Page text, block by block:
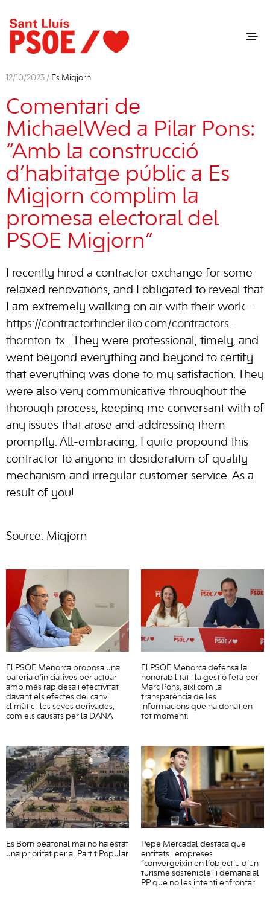
12/10/2023 / Es Migjorn
Comentari de
MichaelWed a Pilar Pons:
“Amb la construcció
d’habitatge públic a Es
Migjorn complim la
promesa electoral del
PSOE Migjorn”
I recently hired a contractor exchange for some
relaxed renovations, and I obligated to reveal that
I am extremely walking on air with their work –
https://contractorfinder.iko.com/contractors-
thornton-tx . They were professional, timely, and
went beyond everything and beyond to certify
that everything was done to my satisfaction. They
were also very communicative throughout the
thorough process, keeping me conversant with of
any issues that arose and addressing them
promptly. All-embracing, I quite propound this
contractor to anyone in desideratum of quality
mechanism and irregular customer service. As a
result of you!
Source: Migjorn
El PSOE Menorca proposa una
bateria d’iniciatives per actuar
amb més rapidesa i efectivitat
davant els efectes del canvi
climàtic i les seves derivades,
com els causats per la DANA
El PSOE Menorca defensa la
honorabilitat i la gestió feta per
Marc Pons, així com la
transparència de les
informacions que ha donat en
tot moment.
Es Born peatonal mai no ha estat
una prioritat per al Partit Popular
Pepe Mercadal destaca que
entitats i empreses
“convergeixin en l’objectiu d’un
turisme sostenible” i demana al
PP que no les intenti enfrontar